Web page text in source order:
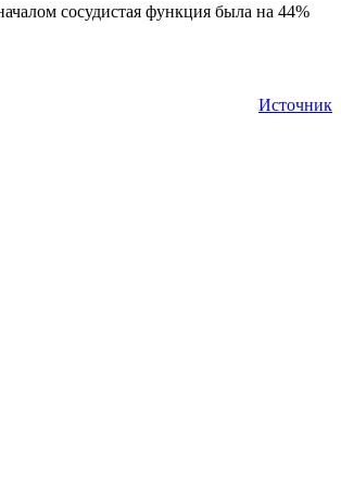
сосудистая функция была на 44%
Источник